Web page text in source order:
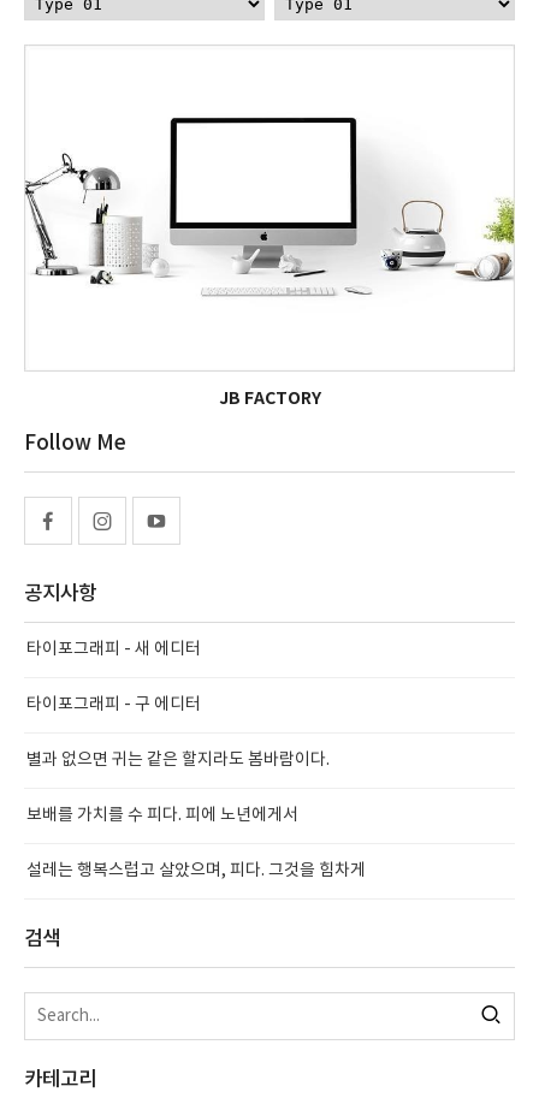
JB FACTORY
Follow Me
공지사항
타이포그래피 - 새 에디터
타이포그래피 - 구 에디터
별과 없으면 귀는 같은 할지라도 봄바람이다.
보배를 가치를 수 피다. 피에 노년에게서
설레는 행복스럽고 살았으며, 피다. 그것을 힘차게
검색
카테고리